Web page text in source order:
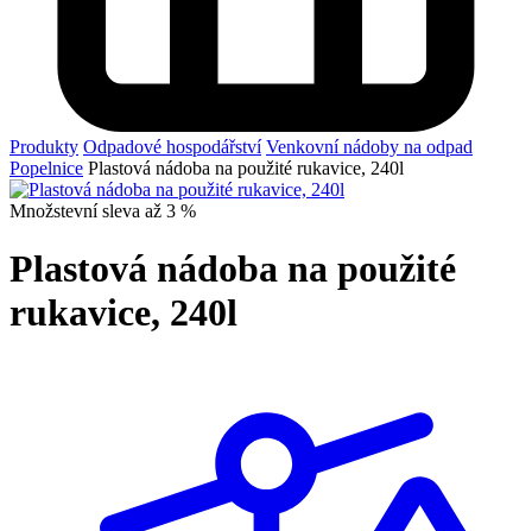
Produkty Odpadové hospodářství Venkovní nádoby na odpad
Popelnice Plastová nádoba na použité rukavice, 240l
Množstevní sleva až 3 %
Plastová nádoba na použité
rukavice, 240l